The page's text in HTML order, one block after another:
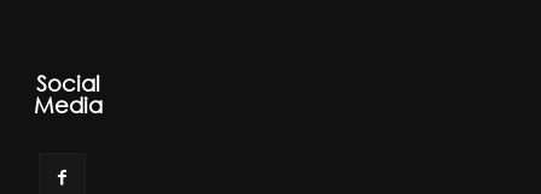
Social
Media